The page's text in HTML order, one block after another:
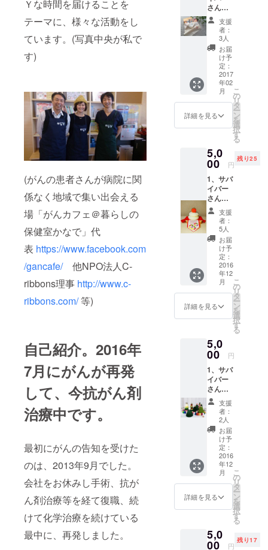
Ｙな時間を届けることを
テーマに、様々な活動をし
ています。(写真中央が私で
す)
(がんの患者さんが病院に関
係なく地域で集い出会える
場「がんカフェ＠暮らしの
保健室かなで」代
表 https://www.facebook.com
/gancafe/他NPO法人C-
ribbons理事 http://www.c-
ribbons.com/等)
自己紹介。2016年
7月にがんが再発
して、今抗がん剤
治療中です。
最初にがんの告知を受けた
のは、2013年9月でした。
会社をお休みし手術、抗が
ん剤治療等を経て復職、続
けて化学治療を続けている
最中に、再発しました。
のお届
け ※こ
ちらは
全て
メール
でのご
送付と
なりま
す。 ※
報告書
には、
基本的
fireアカ
ウント
記載い
たしま
す。掲
載した
くない
という
方は、
お手数
です
が、
メッ
セージ
にて
「アカ
拒否」
の旨を
くださ
い。
さんか
らの
Thanks
letter☆
2、キャ
ンサー
ズナイ
ト開催
報告書
にお名
前もし
くは
ニック
3、キャ
ンサー
ズナイ
ト開催
報告書
のお届
け 4、
「Happ
y life
with
cancer!
」限定
オリジ
ナルエ
コバッ
ク ※A4
サイズ
「Happ
y life
cancer!
」ロゴ
入りエ
コバッ
ク！昨
年も大
人気で
売り切
れ続
出！ひ
とつひ
とつサ
バイ
バーさ
ていま
す♪バッ
支援
者：
3人
お届
け予
定：
2017
年02
月
詳細を見る
こ
の
リ
タ
ー
ン
を
選
択
す
る
5,0
00 円
残り25
1、サバ
イバー
さんか
らの
Thanks
letter☆
2、キャ
ンサー
ズナイ
ト開催
報告書
にお名
前もし
くは
ニック
3、キャ
ンサー
ズナイ
ト開催
報告書
のお届
け 4、
サバイ
バー手
作り
チャリ
ティギ
フト
「お正
月ver.
鏡も
ち」 ※
家さん
の手作
支援
者：
5人
お届
け予
定：
2016
年12
月
詳細を見る
こ
の
リ
タ
ー
ン
を
選
択
す
る
5,0
00 円
1、サバ
イバー
さんか
らの
Thanks
letter☆
2、キャ
ンサー
ズナイ
ト開催
報告書
にお名
前もし
くは
ニック
3、キャ
ンサー
支援
者：
2人
お届
け予
定：
2016
年12
月
詳細を見る
こ
の
リ
タ
ー
ン
を
選
択
す
る
5,0
00 円
残り17